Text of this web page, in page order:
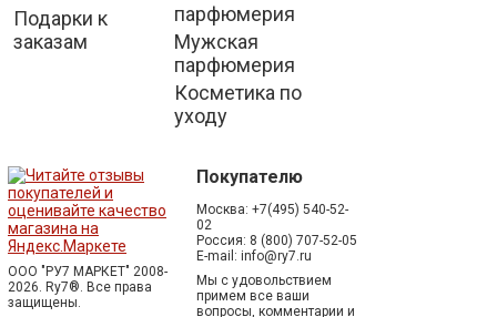
Подарки к
заказам
парфюмерия
Мужская
парфюмерия
Косметика по
уходу
ООО "РУ7 МАРКЕТ" 2008-
2026. Ry7®. Все права
защищены.
Покупателю
Москва: +7(495) 540-52-
02
Россия: 8 (800) 707-52-05
E-mail: info@ry7.ru
Мы с удовольствием
примем все ваши
вопросы, комментарии и